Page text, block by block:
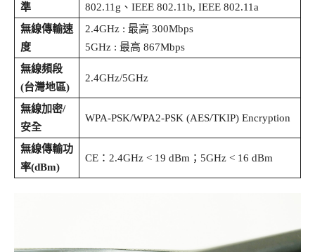
準
802.11g、IEEE 802.11b, IEEE 802.11a
無線傳輸速
度
2.4GHz : 最高 300Mbps
5GHz : 最高 867Mbps
無線頻段
(台灣地區)
2.4GHz/5GHz
無線加密/
安全
WPA-PSK/WPA2-PSK (AES/TKIP) Encryption
無線傳輸功
率(dBm)
CE：2.4GHz < 19 dBm；5GHz < 16 dBm